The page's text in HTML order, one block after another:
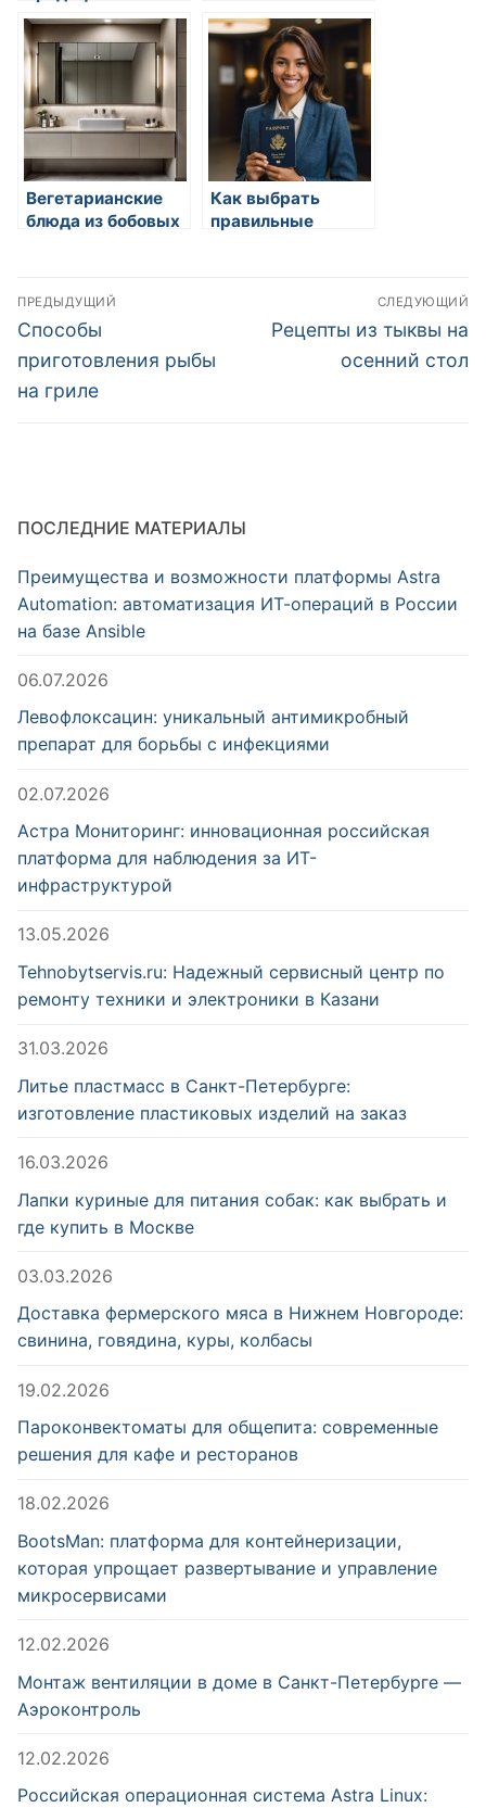
мясных блюд
Вегетарианские
блюда из бобовых
Как выбрать
правильные
Навигация
по
записям
ПРЕДЫДУЩИЙ
Предыдущая
запись:
Способы
приготовления рыбы
на гриле
СЛЕДУЮЩИЙ
Следующая
Рецепты из тыквы на
осенний стол
ПОСЛЕДНИЕ МАТЕРИАЛЫ
Преимущества и возможности платформы Astra
Automation: автоматизация ИТ-операций в России
на базе Ansible
06.07.2026
Левофлоксацин: уникальный антимикробный
препарат для борьбы с инфекциями
02.07.2026
Астра Мониторинг: инновационная российская
платформа для наблюдения за ИТ-
инфраструктурой
13.05.2026
Tehnobytservis.ru: Надежный сервисный центр по
ремонту техники и электроники в Казани
31.03.2026
Литье пластмасс в Санкт-Петербурге:
изготовление пластиковых изделий на заказ
16.03.2026
Лапки куриные для питания собак: как выбрать и
где купить в Москве
03.03.2026
Доставка фермерского мяса в Нижнем Новгороде:
свинина, говядина, куры, колбасы
19.02.2026
Пароконвектоматы для общепита: современные
решения для кафе и ресторанов
18.02.2026
BootsMan: платформа для контейнеризации,
которая упрощает развертывание и управление
микросервисами
12.02.2026
Монтаж вентиляции в доме в Санкт-Петербурге —
Аэроконтроль
12.02.2026
Российская операционная система Astra Linux: